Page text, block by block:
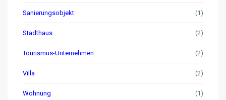
Sanierungsobjekt (1)
Stadthaus (2)
Tourismus-Unternehmen (2)
Villa (2)
Wohnung (1)